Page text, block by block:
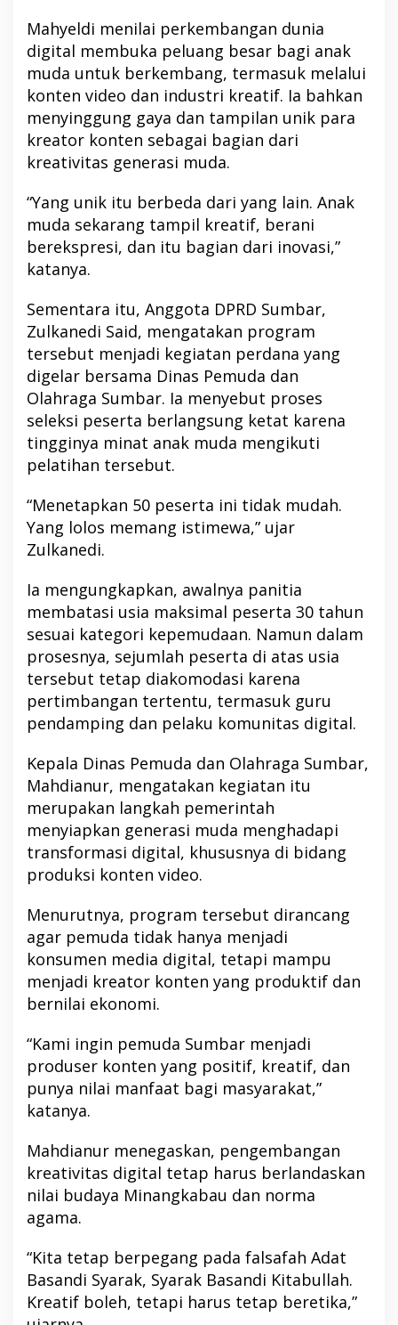
Mahyeldi menilai perkembangan dunia
digital membuka peluang besar bagi anak
muda untuk berkembang, termasuk melalui
konten video dan industri kreatif. Ia bahkan
menyinggung gaya dan tampilan unik para
kreator konten sebagai bagian dari
kreativitas generasi muda.
“Yang unik itu berbeda dari yang lain. Anak
muda sekarang tampil kreatif, berani
berekspresi, dan itu bagian dari inovasi,”
katanya.
Sementara itu, Anggota DPRD Sumbar,
Zulkanedi Said, mengatakan program
tersebut menjadi kegiatan perdana yang
digelar bersama Dinas Pemuda dan
Olahraga Sumbar. Ia menyebut proses
seleksi peserta berlangsung ketat karena
tingginya minat anak muda mengikuti
pelatihan tersebut.
“Menetapkan 50 peserta ini tidak mudah.
Yang lolos memang istimewa,” ujar
Zulkanedi.
Ia mengungkapkan, awalnya panitia
membatasi usia maksimal peserta 30 tahun
sesuai kategori kepemudaan. Namun dalam
prosesnya, sejumlah peserta di atas usia
tersebut tetap diakomodasi karena
pertimbangan tertentu, termasuk guru
pendamping dan pelaku komunitas digital.
Kepala Dinas Pemuda dan Olahraga Sumbar,
Mahdianur, mengatakan kegiatan itu
merupakan langkah pemerintah
menyiapkan generasi muda menghadapi
transformasi digital, khususnya di bidang
produksi konten video.
Menurutnya, program tersebut dirancang
agar pemuda tidak hanya menjadi
konsumen media digital, tetapi mampu
menjadi kreator konten yang produktif dan
bernilai ekonomi.
“Kami ingin pemuda Sumbar menjadi
produser konten yang positif, kreatif, dan
punya nilai manfaat bagi masyarakat,”
katanya.
Mahdianur menegaskan, pengembangan
kreativitas digital tetap harus berlandaskan
nilai budaya Minangkabau dan norma
agama.
“Kita tetap berpegang pada falsafah Adat
Basandi Syarak, Syarak Basandi Kitabullah.
Kreatif boleh, tetapi harus tetap beretika,”